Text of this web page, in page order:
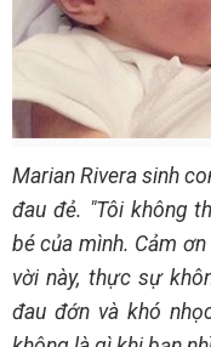
Marian Rivera sinh
đau đẻ. "Tôi không
bé của mình. Cảm
vời này, thực sự
đau đớn và khó